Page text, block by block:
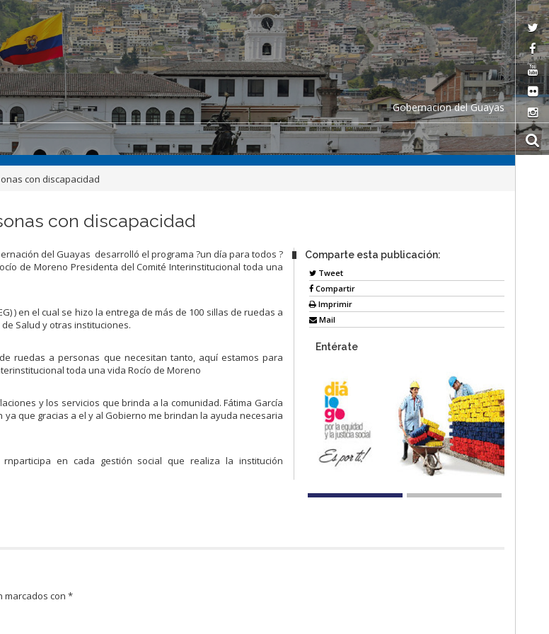
Gobernacion del Guayas
con discapacidad
con discapacidad
del Guayas desarrolló el programa ?un día para todos ?
de Moreno Presidenta del Comité Interinstitucional toda una
) en el cual se hizo la entrega de más de 100 sillas de ruedas a
Salud y otras instituciones.
ruedas a personas que necesitan tanto, aquí estamos para
toda una vida Rocío de Moreno
y los servicios que brinda a la comunidad. Fátima García
que gracias a el y al Gobierno me brindan la ayuda necesaria
en cada gestión social que realiza la institución
Comparte esta publicación:
Tweet
Compartir
Imprimir
Mail
Entérate
marcados con*